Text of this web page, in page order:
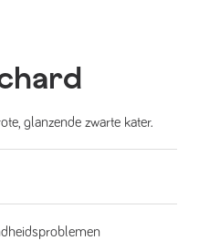
glanzende zwarte kater.